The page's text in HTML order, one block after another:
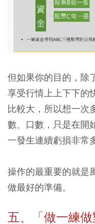
但如果你的目的，除
享受行情上上下下的
比較大，所以想一次
數、口數，只是在開
一發生連續虧損非常
操作的最重要的就是
做最好的準備。
五、「做一練